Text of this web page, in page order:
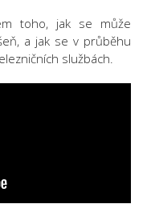
toho, jak se může
a jak se v průběhu
službách.